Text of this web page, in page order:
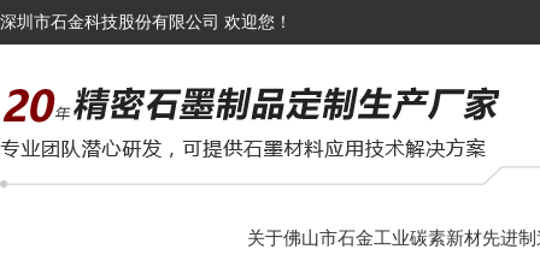
深圳市石金科技股份有限公司 欢迎您！
关于佛山市石金工业碳素新材先进